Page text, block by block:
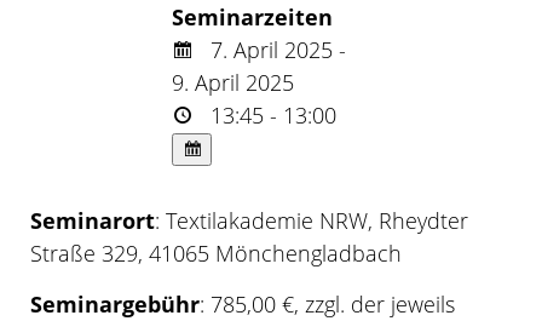
Seminarzeiten
7. April 2025 -
9. April 2025
13:45 - 13:00
Seminarort: Textilakademie NRW, Rheydter
Straße 329, 41065 Mönchengladbach
Seminargebühr: 785,00 €, zzgl. der jeweils